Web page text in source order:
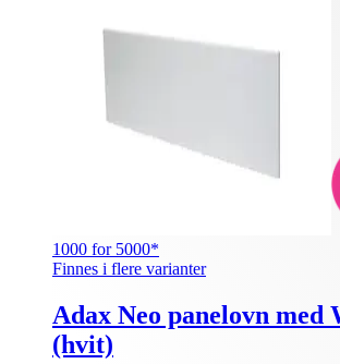
1000 for 5000*
Finnes i flere varianter
Adax Neo panelovn med
(hvit)